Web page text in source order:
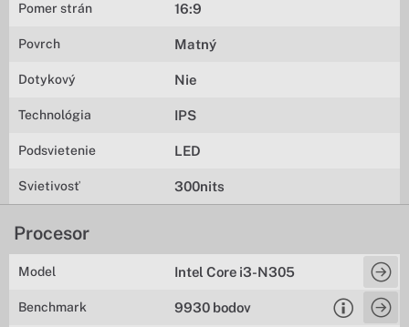
Pomer strán 16:9
Povrch Matný
Dotykový Nie
Technológia IPS
Podsvietenie LED
Svietivosť 300nits
Procesor
Model Intel Core i3-N305
Benchmark 9930 bodov